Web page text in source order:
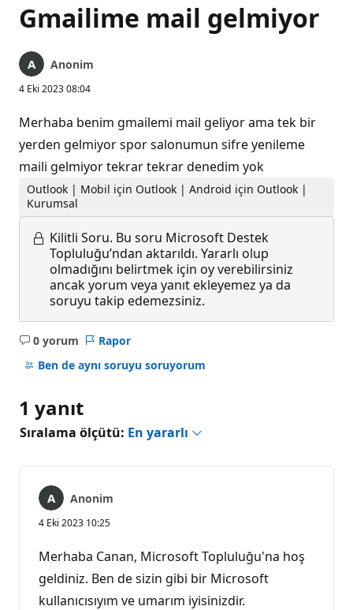
Gmailime mail gelmiyor
Anonim
4 Eki 2023 08:04
Merhaba benim gmailemi mail geliyor ama tek bir
yerden gelmiyor spor salonumun sifre yenileme
maili gelmiyor tekrar tekrar denedim yok
Outlook | Mobil için Outlook | Android için Outlook |
Kurumsal
Kilitli Soru. Bu soru Microsoft Destek
Topluluğu’ndan aktarıldı. Yararlı olup
olmadığını belirtmek için oy verebilirsiniz
ancak yorum veya yanıt ekleyemez ya da
soruyu takip edemezsiniz.
0 yorum
Açıklama
yok
Rapor
Ben de aynı soruyu soruyorum
1 yanıt
Sıralama ölçütü: En yararlı
Anonim
4 Eki 2023 10:25
Merhaba Canan, Microsoft Topluluğu'na hoş
geldiniz. Ben de sizin gibi bir Microsoft
kullanıcısıyım ve umarım iyisinizdir.